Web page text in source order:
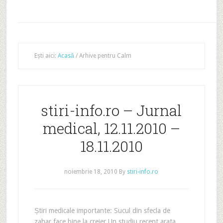
Ești aici: Acasă /Arhive pentru Calm
stiri-info.ro – Jurnal
medical, 12.11.2010 –
18.11.2010
noiembrie 18, 2010 By stiri-info.ro
Știri medicale importante: Sucul din sfecla de